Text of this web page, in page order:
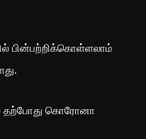
பின்பற்றிக்கொள்ளலாம்
தற்போது கொரோனா